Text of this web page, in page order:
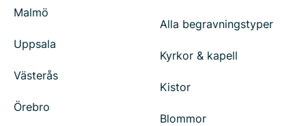
Malmö
Uppsala
Västerås
Örebro
Alla begravningstyper
Kyrkor & kapell
Kistor
Blommor